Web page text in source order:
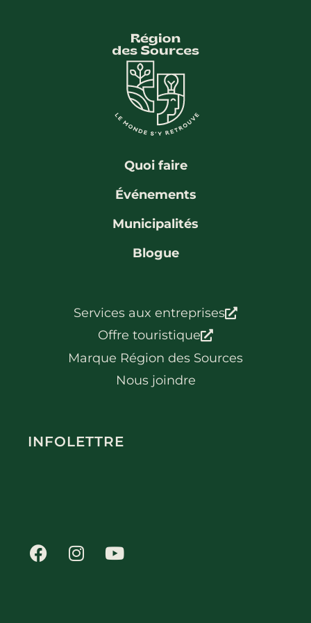
Travailleurs autonomes
Coups de cœur
Itinéraires
Pédalez!
Blogue
Quoi faire
Événements
Municipalités
Blogue
Services aux entreprises
Offre touristique
Marque Région des Sources
Nous joindre
INFOLETTRE